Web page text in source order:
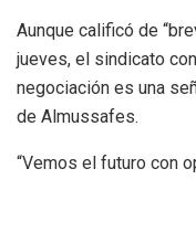
Aunque calificó de
jueves, el sindicato
negociación es una
de Almussafes.
“Vemos el futuro con